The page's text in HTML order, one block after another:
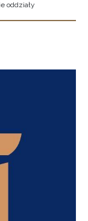
oddziały